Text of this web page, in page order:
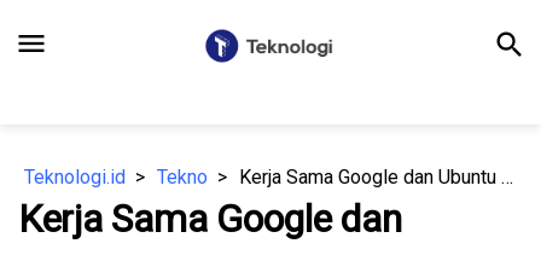
menu search
Teknologi.id Tekno Kerja Sama Google dan Ubuntu untuk Desktop Linux yang Lebih Baik
Kerja Sama Google dan